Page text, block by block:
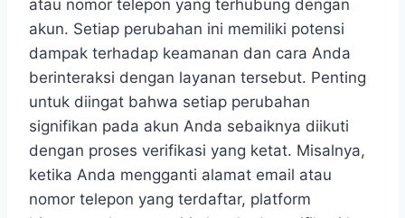
atau nomor telepon yang terhubung dengan
akun. Setiap perubahan ini memiliki potensi
dampak terhadap keamanan dan cara Anda
berinteraksi dengan layanan tersebut. Penting
untuk diingat bahwa setiap perubahan
signifikan pada akun Anda sebaiknya diikuti
dengan proses verifikasi yang ketat. Misalnya,
ketika Anda mengganti alamat email atau
nomor telepon yang terdaftar, platform